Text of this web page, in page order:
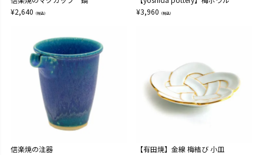
¥2,640 （税込）
¥3,960 （税込）
信楽焼の注器
【有田焼】金線 梅結び 小皿